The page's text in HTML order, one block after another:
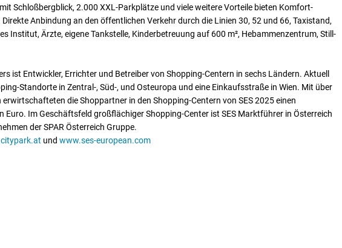
Schloßbergblick, 2.000 XXL-Parkplätze und viele weitere Vorteile bieten Komfort-
Anbindung an den öffentlichen Verkehr durch die Linien 30, 52 und 66, Taxistand,
Institut, Ärzte, eigene Tankstelle, Kinderbetreuung auf 600 m², Hebammenzentrum, Still-
ist Entwickler, Errichter und Betreiber von Shopping-Centern in sechs Ländern. Aktuell
Standorte in Zentral-, Süd-, und Osteuropa und eine Einkaufsstraße in Wien. Mit über
die Shoppartner in den Shopping-Centern von SES 2025 einen
Euro. Im Geschäftsfeld großflächiger Shopping-Center ist SES Marktführer in Österreich
der SPAR Österreich Gruppe.
und www.ses-european.com